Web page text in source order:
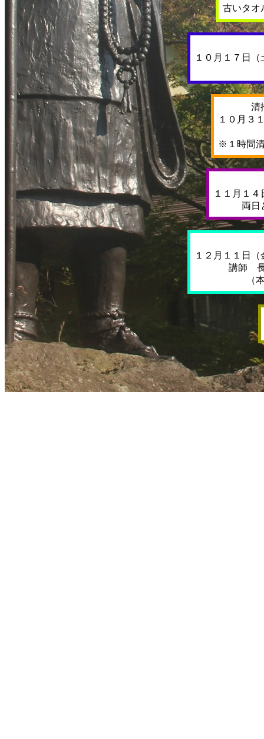
古いタオ
１０月１７日
清
１０月３
※１時間
１１月１
両日
１２月１１日
講師 長
（